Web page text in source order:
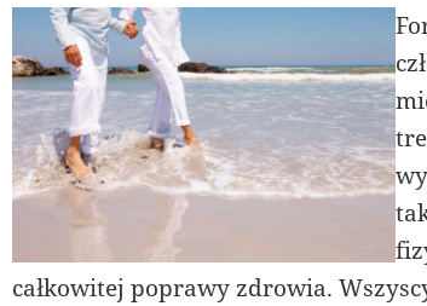
całkowitej poprawy zdrowia.